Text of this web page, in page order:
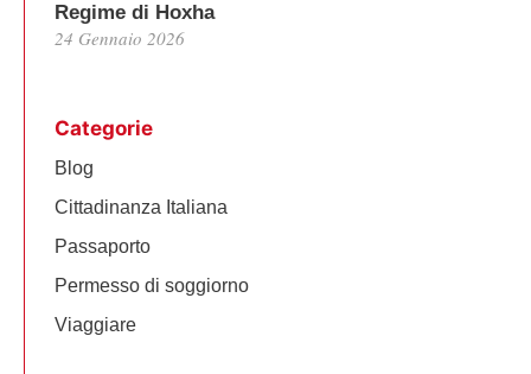
Regime di Hoxha
24 Gennaio 2026
Categorie
Blog
Cittadinanza Italiana
Passaporto
Permesso di soggiorno
Viaggiare